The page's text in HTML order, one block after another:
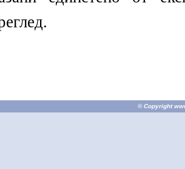
© Copyright